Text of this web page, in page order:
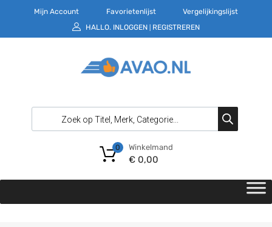
Mijn Account Favorietenlijst
Vergelijkingslijst
HALLO. INLOGGEN REGISTREREN
Winkelmand
€0,00
0